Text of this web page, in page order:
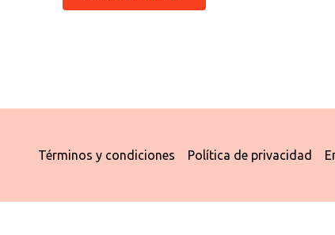
Términos y condiciones Política de privacidad